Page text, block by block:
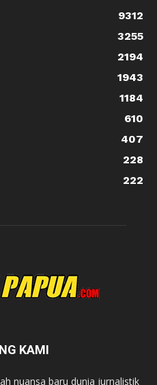
9312
3255
2194
1943
1184
610
407
228
222
KAMI
nuansa baru dunia jurnalistik